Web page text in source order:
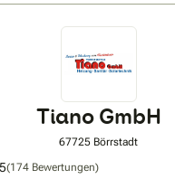
Tiano GmbH
67725 Börrstadt
(174 Bewertungen)